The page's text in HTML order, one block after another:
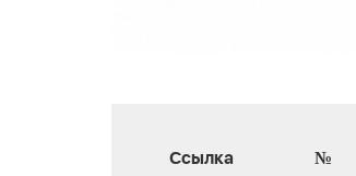
Ссылка №